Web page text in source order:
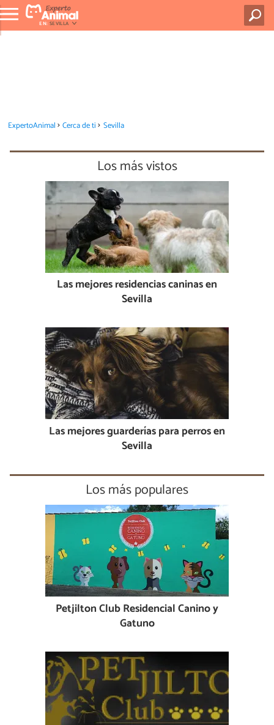
EN: SEVILLA
ExpertoAnimal Cerca de ti Sevilla
Los más vistos
Las mejores residencias caninas en
Sevilla
Las mejores guarderías para perros en
Sevilla
Los más populares
Petjilton Club Residencial Canino y
Gatuno